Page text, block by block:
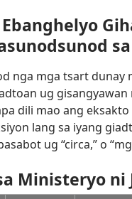
nga mga tsart dunay
ug gisangyawan
dili mao ang
lang sa iyang
ug “circa,” o
Ministeryo ni